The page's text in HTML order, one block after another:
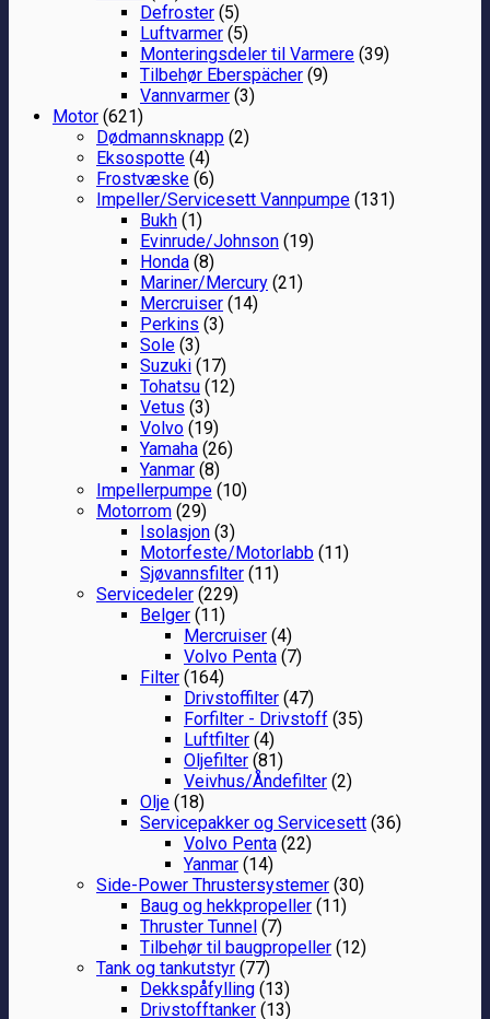
Defroster (5)
Luftvarmer (5)
Monteringsdeler til Varmere (39)
Tilbehør Eberspächer (9)
Vannvarmer (3)
Motor (621)
Dødmannsknapp (2)
Eksospotte (4)
Frostvæske (6)
Impeller/Servicesett Vannpumpe (131)
Bukh (1)
Evinrude/Johnson (19)
Honda (8)
Mariner/Mercury (21)
Mercruiser (14)
Perkins (3)
Sole (3)
Suzuki (17)
Tohatsu (12)
Vetus (3)
Volvo (19)
Yamaha (26)
Yanmar (8)
Impellerpumpe (10)
Motorrom (29)
Isolasjon (3)
Motorfeste/Motorlabb (11)
Sjøvannsfilter (11)
Servicedeler (229)
Belger (11)
Mercruiser (4)
Volvo Penta (7)
Filter (164)
Drivstoffilter (47)
Forfilter - Drivstoff (35)
Luftfilter (4)
Oljefilter (81)
Veivhus/Åndefilter (2)
Olje (18)
Servicepakker og Servicesett (36)
Volvo Penta (22)
Yanmar (14)
Side-Power Thrustersystemer (30)
Baug og hekkpropeller (11)
Thruster Tunnel (7)
Tilbehør til baugpropeller (12)
Tank og tankutstyr (77)
Dekkspåfylling (13)
Drivstofftanker (13)